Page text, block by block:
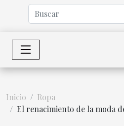
Inicio
Ropa
El renacimiento de la moda